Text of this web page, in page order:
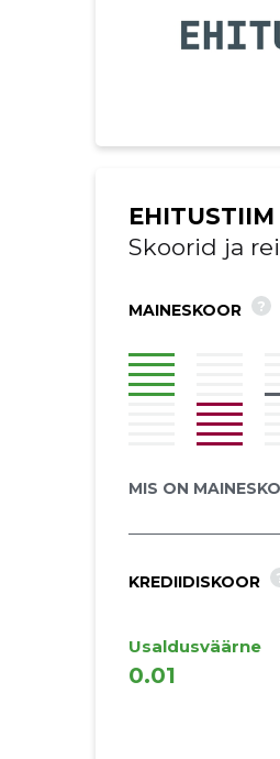
EHITUSTIIM
Skoorid ja
MAINESKOOR ?
MIS ON
KREDIIDISKOOR
Usaldusväärne
0.01